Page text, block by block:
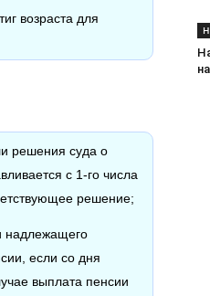
возраста для
решения суда о
с 1-го числа
решение;
надлежащего
если со дня
выплата пенсии